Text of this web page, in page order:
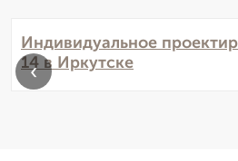
Индивидуальное
14 в Иркутске
‹